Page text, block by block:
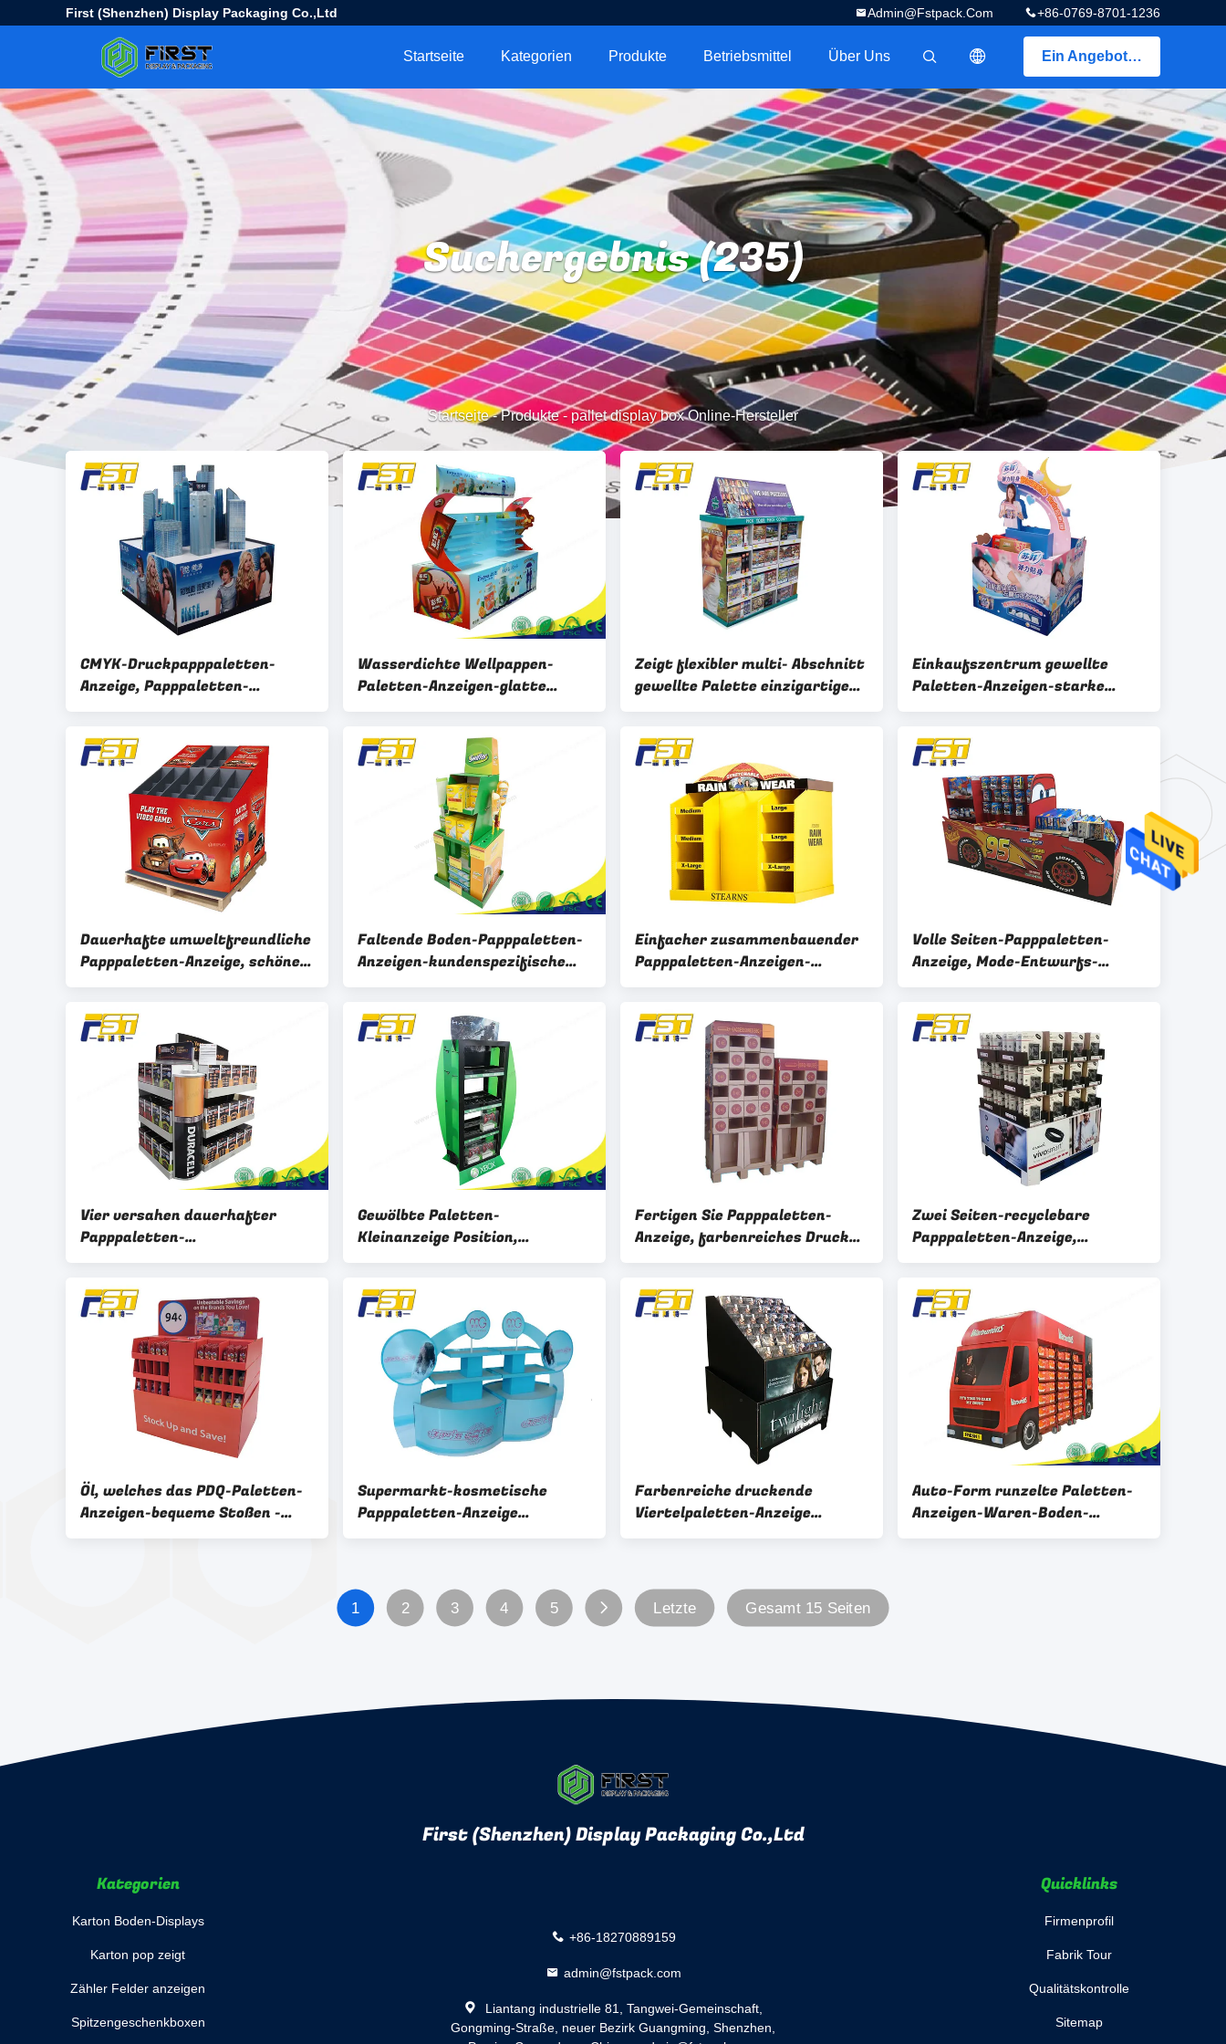
First (Shenzhen) Display Packaging Co.,Ltd +86-0769-8701-1236
Admin@fstpack.com
Ein Angebot bekommen
描述
Startseite Kategorien Produkte Betriebsmittel Über Uns
Suchergebnis (235)
Startseite-Produkte-pallet display box Online-Hersteller
CMYK-Druckpapppaletten-
Anzeige, Papppaletten-
Schaukarton für Förderung
Wasserdichte Wellpappen-
Paletten-Anzeigen-glatte
Oberfläche für Kleinförderung
Zeigt flexibler multi- Abschnitt
gewellte Palette einzigartigen
Entwurf für Supermarkt an
Einkaufszentrum gewellte
Paletten-Anzeigen-starke
Struktur mit langer Lebenszeit
Dauerhafte umweltfreundliche
Papppaletten-Anzeige, schönes
Papierpaletten-Einkommen
Faltende Boden-Papppaletten-
Anzeigen-kundenspezifische
Kleinförderung für Supermarkt
Einfacher zusammenbauender
Papppaletten-Anzeigen-
Doppelt-Seiten-tragbarer
Volle Seiten-Papppaletten-
Anzeige, Mode-Entwurfs-
Paletten-Ausstellungsstände
Vier versahen dauerhafter
Papppaletten-
Ausstellungsstand für
Seiten
Gewölbte Paletten-
Kleinanzeige Position,
kundengebundene
Werbung
Fertigen Sie Papppaletten-
Anzeige, farbenreiches Drucken
gewellte Paletten-Behälter
Zwei Seiten-recyclebare
Papppaletten-Anzeige,
gewölbte Paletten-Anzeige für
Öl, welches das PDQ-Paletten-
Anzeigen-bequeme Stoßen -
Beweis für Reinigungs-
Supermarkt-kosmetische
Papppaletten-Anzeige
Recycable umweltfreundlich
Farbenreiche druckende
Viertelpaletten-Anzeige
fertigte Maß-Glanz/Matt-
Auto-Form runzelte Paletten-
Anzeigen-Waren-Boden-
Gestell-Stehplatzinhaber
1 2 3 4 5 Letzte Gesamt 15 Seiten
First (Shenzhen) Display Packaging Co.,Ltd
Kategorien
Karton Boden-Displays
Karton pop zeigt
Zähler Felder anzeigen
Spitzengeschenkboxen
+86-18270889159
admin@fstpack.com
Liantang industrielle 81, Tangwei-Gemeinschaft,
Gongming-Straße, neuer Bezirk Guangming, Shenzhen,
Quicklinks
Firmenprofil
Fabrik Tour
Qualitätskontrolle
Sitemap